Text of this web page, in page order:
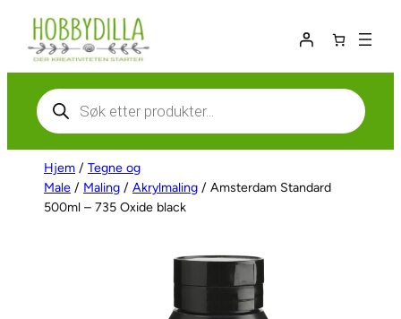
Hopp
innhold
Products
search
Hjem / Tegne og
Male / Maling / Akrylmaling / Amsterdam Standard
500ml – 735 Oxide black